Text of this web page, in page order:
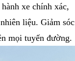
xe chính xác,
liệu. Giảm sóc
mọi tuyến đường.